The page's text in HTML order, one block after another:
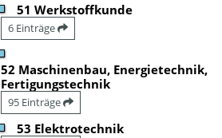
51 Werkstoffkunde
6 Einträge
52 Maschinenbau, Energietechnik,
Fertigungstechnik
95 Einträge
53 Elektrotechnik